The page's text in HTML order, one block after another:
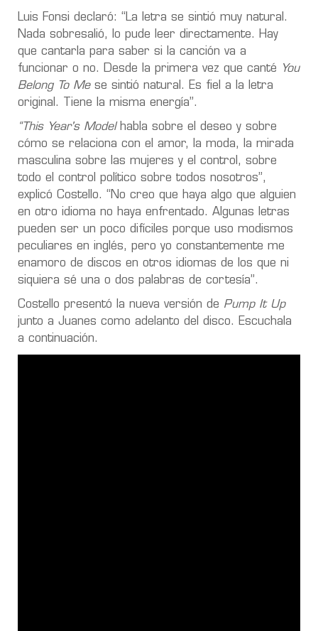
Luis Fonsi declaró: “La letra se sintió muy natural.
Nada sobresalió, lo pude leer directamente. Hay
que cantarla para saber si la canción va a
funcionar o no. Desde la primera vez que canté
You
Belong To Mese sintió natural. Es fiel a la letra
original. Tiene la misma energía”.
“This Year's Modelhabla sobre el deseo y sobre
cómo se relaciona con el amor, la moda, la mirada
masculina sobre las mujeres y el control, sobre
todo el control político sobre todos nosotros”,
explicó Costello. “No creo que haya algo que alguien
en otro idioma no haya enfrentado. Algunas letras
pueden ser un poco difíciles porque uso modismos
peculiares en inglés, pero yo constantemente me
enamoro de discos en otros idiomas de los que ni
siquiera sé una o dos palabras de cortesía”.
Costello presentó la nueva versión de Pump It Up
junto a Juanes como adelanto del disco. Escuchala
a continuación.